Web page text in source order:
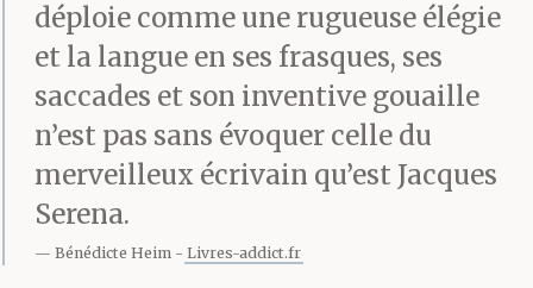
Assis près de lui, un
autre, un du genre
gringalet, un plus que
maigre, un squelettique
au menton plat qui
déploie comme une rugueuse élégie
et la langue en ses frasques, ses
saccades et son inventive gouaille
n’est pas sans évoquer celle du
merveilleux écrivain qu’est Jacques
Serena.
Bénédicte Heim Livres-addict.fr